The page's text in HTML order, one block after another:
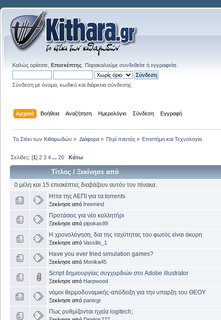
Καλώς ορίσατε, Επισκέπτης . Παρακαλούμε συνδεθείτε ή εγγραφείτε
Σύνδεση με όνομα, κωδικό και διάρκεια σύνδεσης
Αρχική Βοήθεια Αναζήτηση Ημερολόγιο Σύνδεση Εγγραφή
Το Στέκι των Κιθαρωδών » Διάφορα» Περί παντός» Επιστήμη και Τεχνολογία
Σελίδες: [1]2 3 4 ...20 Κάτω
Τίτλος /Ξεκίνησε από
0 μέλη και 15 επισκέπτες διαβάζουν αυτόν τον πίνακα.
Ηττα της ΑΕΠΙ για τα torrents
Ξεκίνησε από freemind
Προτάσεις για νέο κολλητήρι
Ξεκίνησε από pipokas99
Η χρονολόγηση, δια της ταχύτητας του φωτός είναι άκυρη
Ξεκίνησε από Vassilis_1
Have you ever tried simulation games?
Ξεκίνησε από Monika45
Script δημιουργίας συγχορδιών στο Adobe illustrator
Ξεκίνησε από Harpwood
νόμοι θερμοδυναμικής-απόδειξη για την υπαρξη του ΘΕΟΥ
Ξεκίνησε από panixgr
Πως ρυθμίζονται ηχεία logitech;